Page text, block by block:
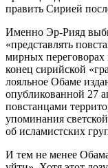
править Сирией
Именно Эр-Рияд
«представлять
мирных
конец сирийской
лояльное Обаме
опубликованной 27
повстанцами
упоминания
об исламистских
И тем не менее